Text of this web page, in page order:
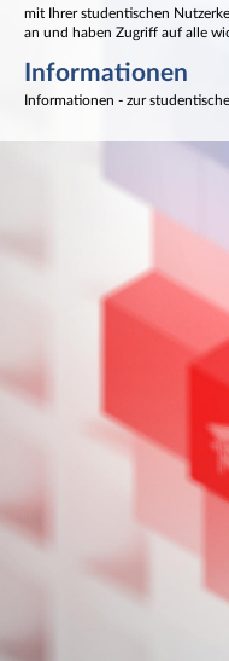
mit Ihrer studentischen
an und haben Zugriff auf alle
Informationen
Informationen - zur